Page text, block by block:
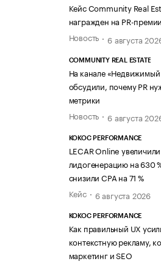
Кейс Community Real
награжден на PR-
Новость
6 августа
COMMUNITY REAL ESTATE
На канале
обсудили, почему PR
метрики
Новость
6 августа
KOKOC PERFORMANCE
LECAR Online увеличили
лидогенерацию на 630
снизили CPA на 71 %
Кейс
6 августа 2026
KOKOC PERFORMANCE
Как правильный UX
контекстную рекламу,
маркетинг и SEO